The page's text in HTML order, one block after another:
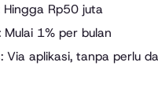
Hingga Rp50 juta
Mulai 1% per bulan
Via aplikasi, tanpa perlu